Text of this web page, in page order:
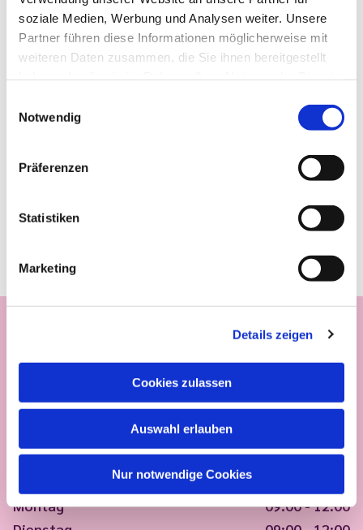
soziale Medien, Werbung und Analysen weiter. Unsere
Partner führen diese Informationen möglicherweise mit
weiteren Daten zusammen, die Sie ihnen bereitgestellt
Notwendig
Präferenzen
Statistiken
Marketing
Details zeigen
Cookies zulassen
Auswahl erlauben
Nur notwendige Cookies
Montag
09:00 - 12:00